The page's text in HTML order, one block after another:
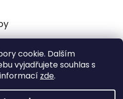
cookie. Dalším
vyjadřujete souhlas s
zde.
Shoptet Premium